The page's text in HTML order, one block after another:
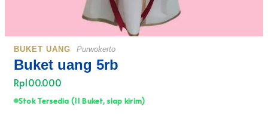
BUKET UANG
Buket uang 5rb
Purwokerto
Rp100.000
Stok Tersedia (11 Buket, siap kirim)